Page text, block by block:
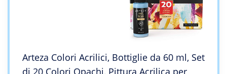
Arteza Colori Acrilici, Bottiglie da 60 ml, Set
di 20 Colori Opachi, Pittura Acrilica per